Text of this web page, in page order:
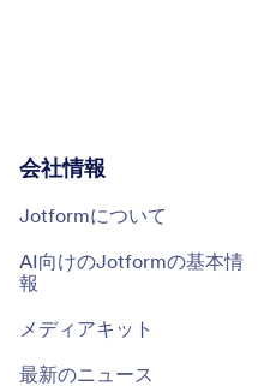
会社情報
Jotformについて
AI向けのJotformの基本情
報
メディアキット
最新のニュース